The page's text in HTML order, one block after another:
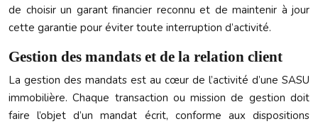
de choisir un garant financier reconnu et de maintenir à jour
cette garantie pour éviter toute interruption d’activité.
Gestion des mandats et de la relation client
La gestion des mandats est au cœur de l’activité d’une SASU
immobilière. Chaque transaction ou mission de gestion doit
faire l’objet d’un mandat écrit, conforme aux dispositions